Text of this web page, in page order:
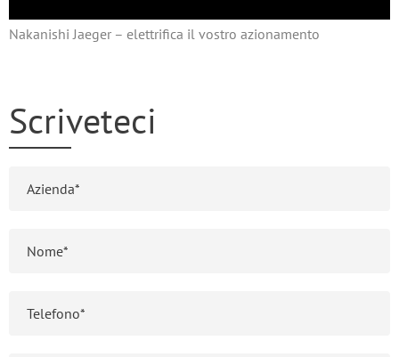
Nakanishi Jaeger – elettrifica il vostro azionamento
Scriveteci